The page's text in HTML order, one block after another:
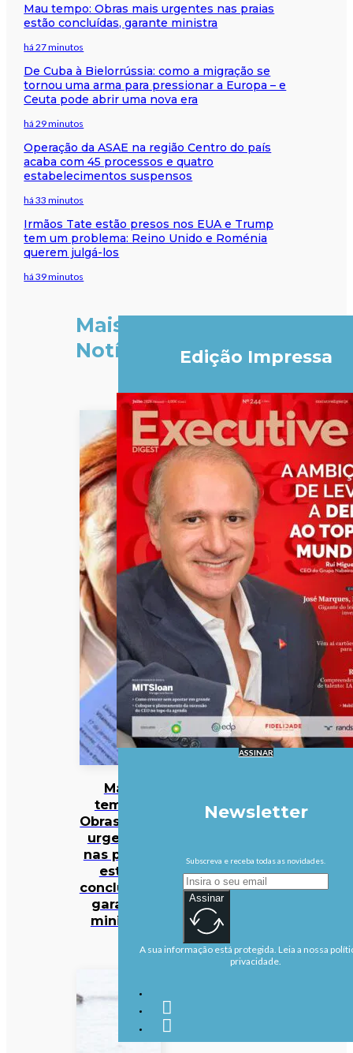
Mau tempo: Obras mais urgentes nas praias
estão concluídas, garante ministra
há 27 minutos
De Cuba à Bielorrússia: como a migração se
tornou uma arma para pressionar a Europa – e
Ceuta pode abrir uma nova era
há 29 minutos
Operação da ASAE na região Centro do país
acaba com 45 processos e quatro
estabelecimentos suspensos
há 33 minutos
Irmãos Tate estão presos nos EUA e Trump
tem um problema: Reino Unido e Roménia
querem julgá-los
há 39 minutos
Mais
Notícias
Mau
tempo:
Obras mais
urgentes
nas praias
estão
concluídas,
garante
ministra
Edição Impressa
ASSINAR
Newsletter
Subscreva e receba todas as novidades.
Assinar
A sua informação está protegida. Leia a nossa
privacidade.